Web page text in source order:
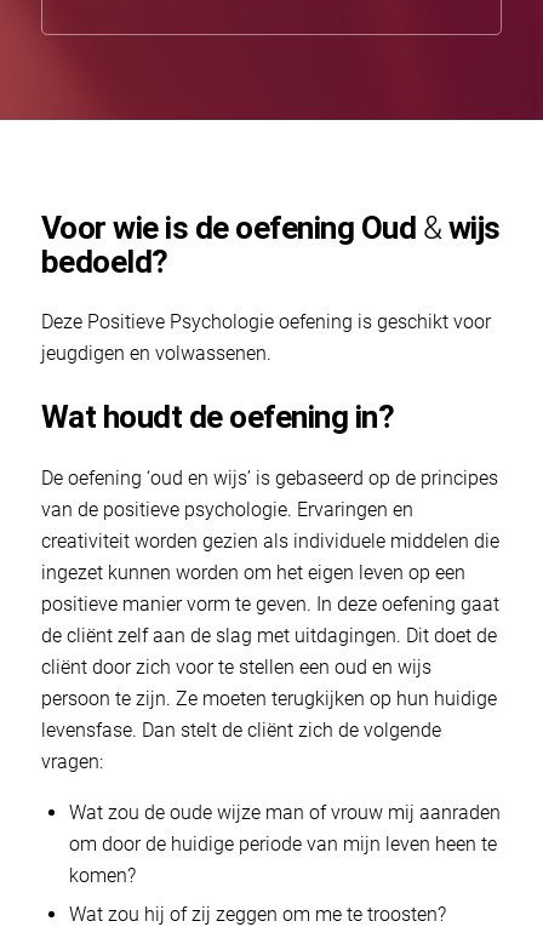
Voor wie is de oefening Oud & wijs
bedoeld?
Deze Positieve Psychologie oefening is geschikt voor
jeugdigen en volwassenen.
Wat houdt de oefening in?
De oefening ‘oud en wijs’ is gebaseerd op de principes
van de positieve psychologie. Ervaringen en
creativiteit worden gezien als individuele middelen die
ingezet kunnen worden om het eigen leven op een
positieve manier vorm te geven. In deze oefening gaat
de cliënt zelf aan de slag met uitdagingen. Dit doet de
cliënt door zich voor te stellen een oud en wijs
persoon te zijn. Ze moeten terugkijken op hun huidige
levensfase. Dan stelt de cliënt zich de volgende
vragen:
Wat zou de oude wijze man of vrouw mij aanraden
om door de huidige periode van mijn leven heen te
komen?
Wat zou hij of zij zeggen om me te troosten?